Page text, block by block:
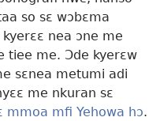
so sɛ wɔbɛma
nea ɔne me
tiee me. Ɔde kyerɛw
sɛnea metumi adi
me nkuran sɛ
mmoa mfi Yehowa hɔ.